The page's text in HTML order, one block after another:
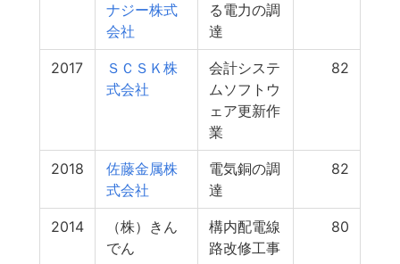
ナジー株式
会社
る電力の調
達
2017
ＳＣＳＫ株
式会社
会計システ
ムソフトウ
ェア更新作
業
82
2018
佐藤金属株
式会社
電気銅の調
達
82
2014
（株）きん
でん
構内配電線
路改修工事
80